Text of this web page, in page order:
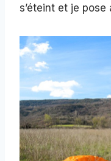
s’éteint et je